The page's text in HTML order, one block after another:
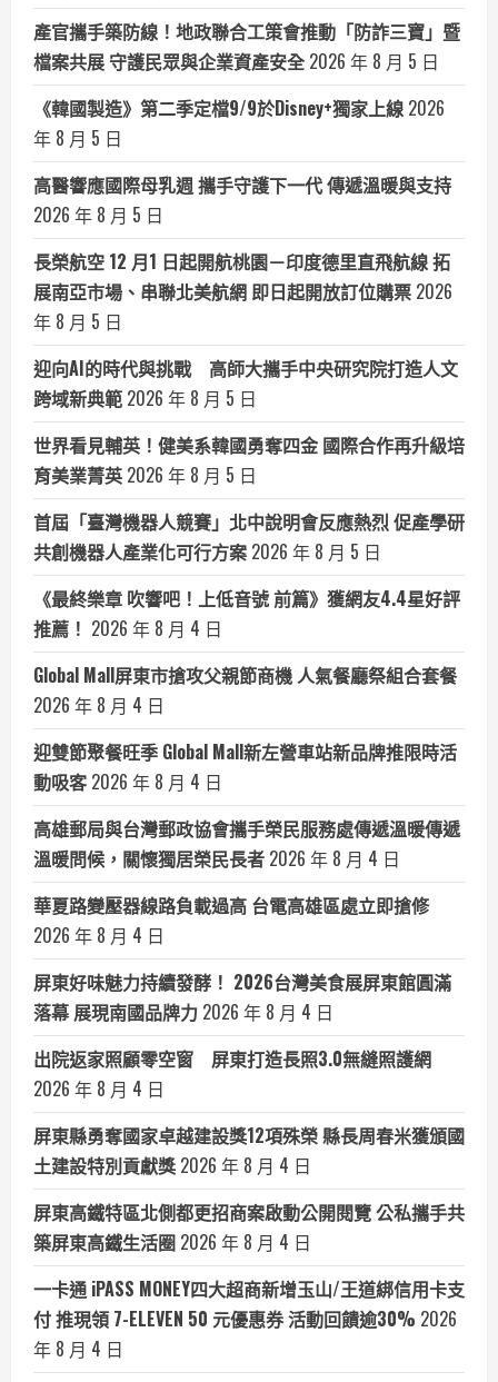
產官攜手築防線！地政聯合工策會推動「防詐三寶」暨
檔案共展 守護民眾與企業資產安全 2026 年 8 月 5 日
《韓國製造》第二季定檔9/9於Disney+獨家上線 2026
年 8 月 5 日
高醫響應國際母乳週 攜手守護下一代 傳遞溫暖與支持
2026 年 8 月 5 日
長榮航空 12 月1 日起開航桃園－印度德里直飛航線 拓
展南亞市場、串聯北美航網 即日起開放訂位購票 2026
年 8 月 5 日
迎向AI的時代與挑戰 高師大攜手中央研究院打造人文
跨域新典範 2026 年 8 月 5 日
世界看見輔英！健美系韓國勇奪四金 國際合作再升級培
育美業菁英 2026 年 8 月 5 日
首屆「臺灣機器人競賽」北中說明會反應熱烈 促產學研
共創機器人產業化可行方案 2026 年 8 月 5 日
《最終樂章 吹響吧！上低音號 前篇》獲網友4.4星好評
推薦！ 2026 年 8 月 4 日
Global Mall屏東市搶攻父親節商機 人氣餐廳祭組合套餐
2026 年 8 月 4 日
迎雙節聚餐旺季 Global Mall新左營車站新品牌推限時活
動吸客 2026 年 8 月 4 日
高雄郵局與台灣郵政協會攜手榮民服務處傳遞溫暖傳遞
溫暖問候，關懷獨居榮民長者 2026 年 8 月 4 日
華夏路變壓器線路負載過高 台電高雄區處立即搶修
2026 年 8 月 4 日
屏東好味魅力持續發酵！ 2026台灣美食展屏東館圓滿
落幕 展現南國品牌力 2026 年 8 月 4 日
出院返家照顧零空窗 屏東打造長照3.0無縫照護網
2026 年 8 月 4 日
屏東縣勇奪國家卓越建設獎12項殊榮 縣長周春米獲頒國
土建設特別貢獻獎 2026 年 8 月 4 日
屏東高鐵特區北側都更招商案啟動公開閱覽 公私攜手共
築屏東高鐵生活圈 2026 年 8 月 4 日
一卡通 iPASS MONEY四大超商新增玉山/王道綁信用卡支
付 推現領 7-ELEVEN 50 元優惠券 活動回饋逾30% 2026
年 8 月 4 日